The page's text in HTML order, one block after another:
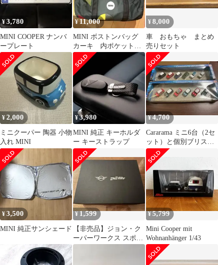
¥3,780
MINI COOPER ナンバ
ープレート
¥11,000
MINI ボストンバッグ
カーキ 内ポケットあ
り
¥8,000
車 おもちゃ まとめ
売りセット
¥2,000
ミニクーパー 陶器 小物
入れ MINI
¥3,980
MINI 純正 キーホルダ
ー キーストラップ
¥4,700
Cararama ミニ6台（2セ
ット）と個別ブリスタ
ー4台mini cooper
¥3,500
MINI 純正サンシェード
¥1,599
【非売品】ジョン・ク
ーパーワークス スポー
ツタオル
¥5,799
Mini Cooper mit
Wohnanhänger 1/43